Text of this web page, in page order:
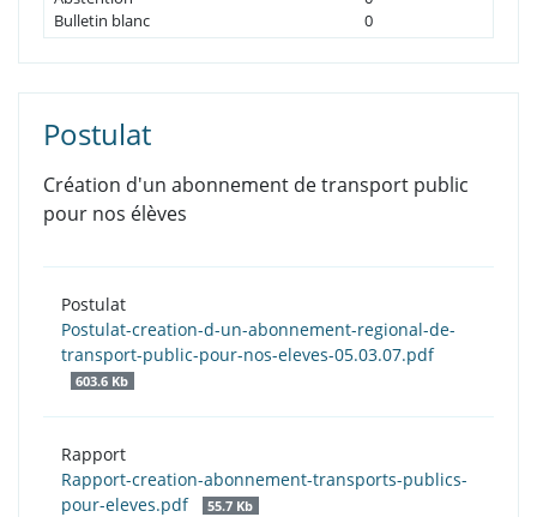
Bulletin blanc
0
Postulat
Création d'un abonnement de transport public
pour nos élèves
Postulat
Postulat-creation-d-un-abonnement-regional-de-
transport-public-pour-nos-eleves-05.03.07.pdf
603.6 Kb
Rapport
Rapport-creation-abonnement-transports-publics-
pour-eleves.pdf
55.7 Kb